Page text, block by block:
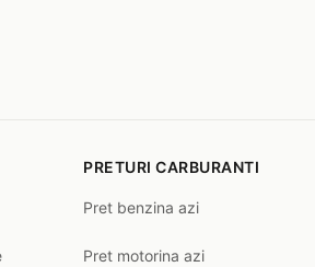
PRETURI CARBURANTI
Pret benzina azi
Pret motorina azi